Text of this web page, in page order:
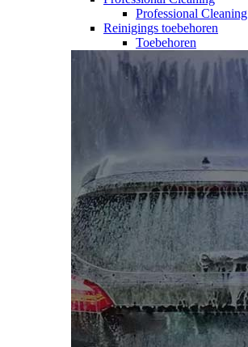
Professional Cleaning
Reinigings toebehoren
Toebehoren